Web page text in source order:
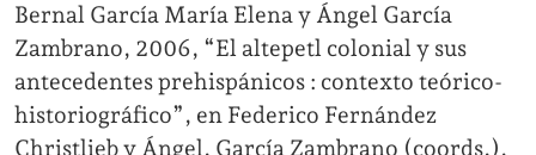
Bernal García María Elena y Ángel García
Zambrano, 2006, “El altepetl colonial y sus
antecedentes prehispánicos : contexto teórico-
historiográfico”, en Federico Fernández
Christlieb y Ángel. García Zambrano (coords.),